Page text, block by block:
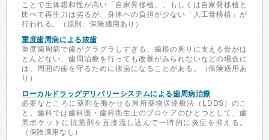
ことで生体親和性が高い「自家骨移植」、もしくは自家骨移植と
比べて再生力は劣るが、身体への負担が少ない「人工骨移植」が
行われる。（原則、保険適用あり）
重度歯周病による抜歯
重度歯周病で歯がグラグラしすぎる、歯根の周りに支える骨がほ
とんどない、歯周治療を行っても改善がみられないなどの場合に
は、周囲の歯を守るために抜歯になることがある。（保険適用あ
り）
ローカルドラッグデリバリーシステムによる歯周病治療
必要なところに薬剤を働かせる局所薬物送達療法（LDDS）のこ
と。歯科では歯科医・歯科衛生士のプロケアのひとつとして、歯
周ポケットに抗菌剤を直接流し込んで一時的に炎症を抑える。
（保険適用なし）